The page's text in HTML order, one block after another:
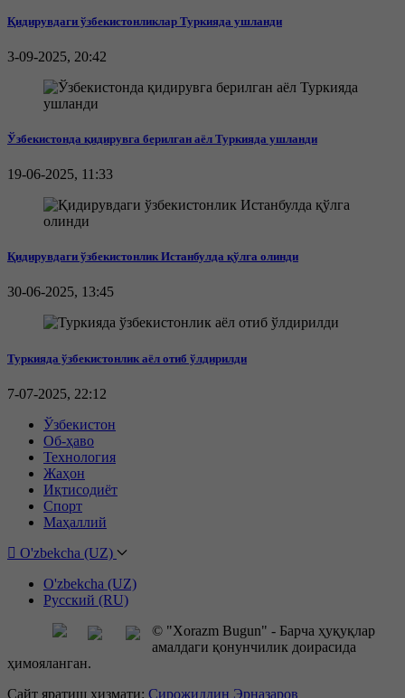
Қидирувдаги ўзбекистонликлар Туркияда ушланди
3-09-2025, 20:42
Ўзбекистонда қидирувга берилган аёл Туркияда ушланди
19-06-2025, 11:33
Қидирувдаги ўзбекистонлик Истанбулда қўлга олинди
30-06-2025, 13:45
Туркияда ўзбекистонлик аёл отиб ўлдирилди
7-07-2025, 22:12
Ўзбекистон
Об-ҳаво
Технология
Жаҳон
Иқтисодиёт
Спорт
Маҳаллий
O'zbekcha (UZ)
O'zbekcha (UZ)
Русский (RU)
© "Xorazm Bugun" - Барча ҳуқуқлар
амалдаги қонунчилик доирасида
ҳимояланган.
Сайт яратиш ҳизмати: Сирожиддин Эрназаров